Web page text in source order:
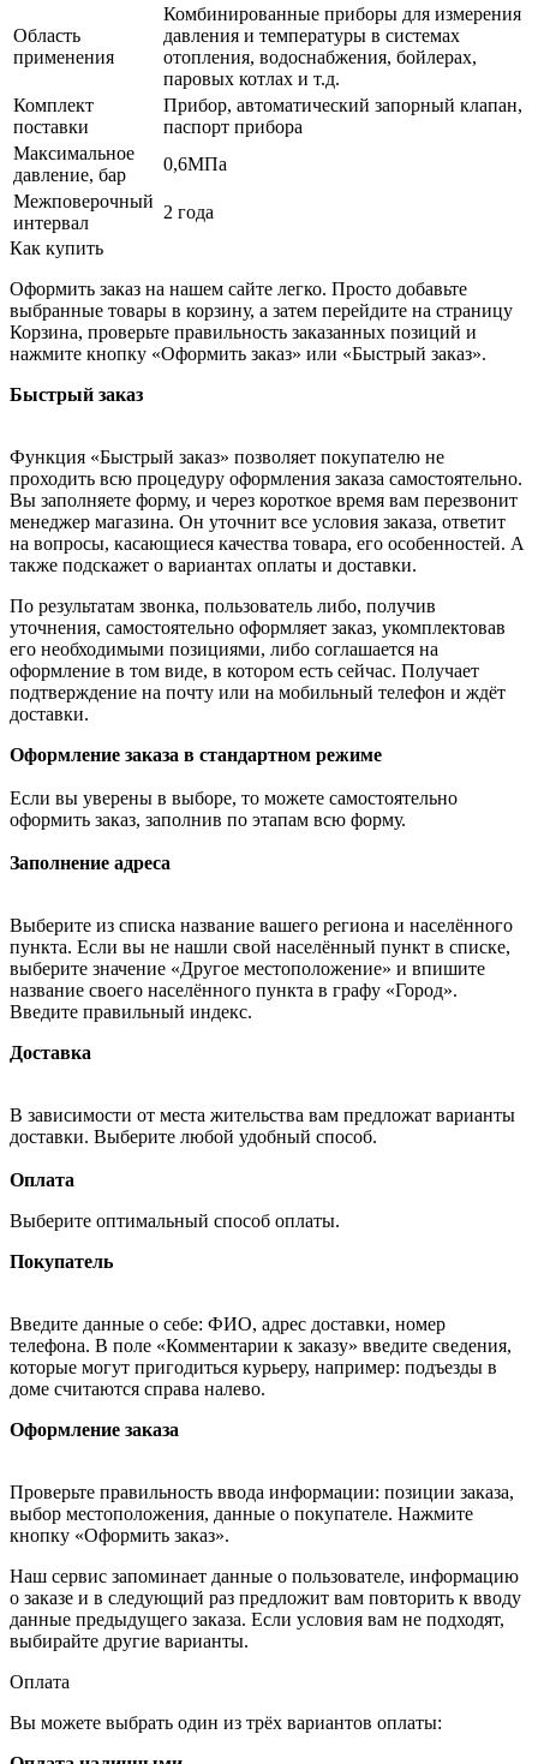
Область
применения
Комбинированные приборы для измерения
давления и температуры в системах
отопления, водоснабжения, бойлерах,
паровых котлах и т.д.
Комплект
поставки
Прибор, автоматический запорный клапан,
паспорт прибора
Максимальное
давление, бар
0,6МПа
Межповерочный
интервал
2 года
Как купить
Оформить заказ на нашем сайте легко. Просто добавьте
выбранные товары в корзину, а затем перейдите на страницу
Корзина, проверьте правильность заказанных позиций и
нажмите кнопку «Оформить заказ» или «Быстрый заказ».
Быстрый заказ
Функция «Быстрый заказ» позволяет покупателю не
проходить всю процедуру оформления заказа самостоятельно.
Вы заполняете форму, и через короткое время вам перезвонит
менеджер магазина. Он уточнит все условия заказа, ответит
на вопросы, касающиеся качества товара, его особенностей. А
также подскажет о вариантах оплаты и доставки.
По результатам звонка, пользователь либо, получив
уточнения, самостоятельно оформляет заказ, укомплектовав
его необходимыми позициями, либо соглашается на
оформление в том виде, в котором есть сейчас. Получает
подтверждение на почту или на мобильный телефон и ждёт
доставки.
Оформление заказа в стандартном режиме
Если вы уверены в выборе, то можете самостоятельно
оформить заказ, заполнив по этапам всю форму.
Заполнение адреса
Выберите из списка название вашего региона и населённого
пункта. Если вы не нашли свой населённый пункт в списке,
выберите значение «Другое местоположение» и впишите
название своего населённого пункта в графу «Город».
Введите правильный индекс.
Доставка
В зависимости от места жительства вам предложат варианты
доставки. Выберите любой удобный способ.
Оплата
Выберите оптимальный способ оплаты.
Покупатель
Введите данные о себе: ФИО, адрес доставки, номер
телефона. В поле «Комментарии к заказу» введите сведения,
которые могут пригодиться курьеру, например: подъезды в
доме считаются справа налево.
Оформление заказа
Проверьте правильность ввода информации: позиции заказа,
выбор местоположения, данные о покупателе. Нажмите
кнопку «Оформить заказ».
Наш сервис запоминает данные о пользователе, информацию
о заказе и в следующий раз предложит вам повторить к вводу
данные предыдущего заказа. Если условия вам не подходят,
выбирайте другие варианты.
Оплата
Вы можете выбрать один из трёх вариантов оплаты: